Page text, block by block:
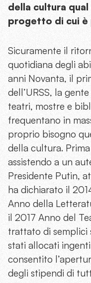
della cultura qual
progetto di cui è
Sicuramente il
quotidiana degli
anni Novanta, il
dell’URSS, la
teatri, mostre e
frequentano in
proprio bisogno
della cultura.
assistendo a un
Presidente Putin,
ha dichiarato il
Anno della
il 2017 Anno del
trattato di semplici
stati allocati
consentito
degli stipendi di